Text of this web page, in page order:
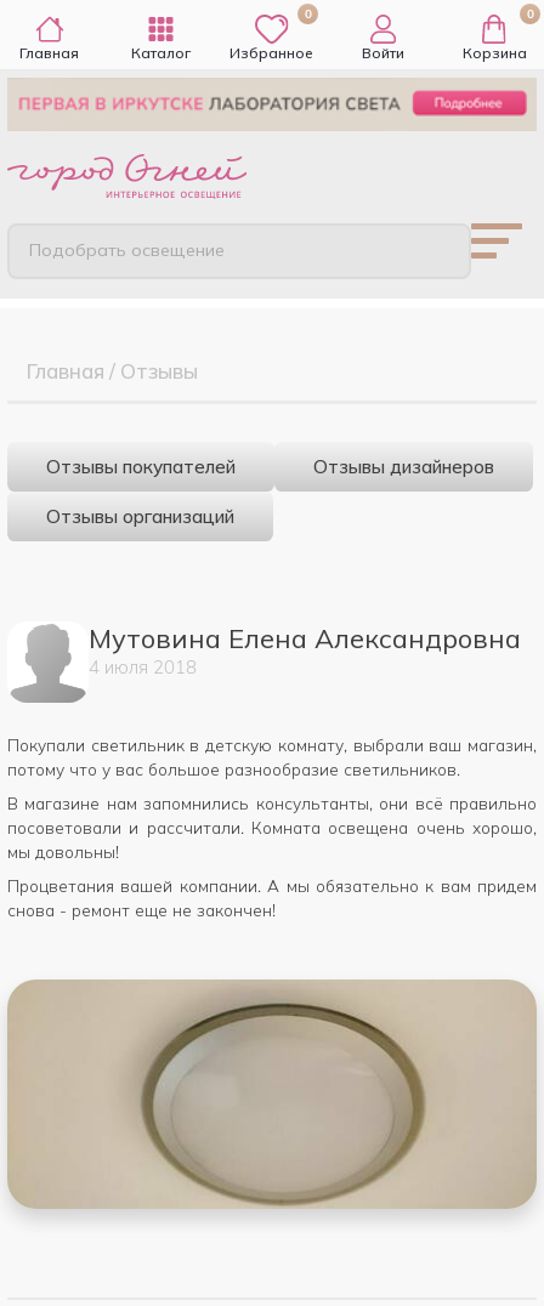
Главная Каталог
0
Избранное Войти
0
Корзина
Подобрать освещение
Главная / Отзывы
Отзывы покупателей Отзывы дизайнеров
Отзывы организаций
Мутовина Елена Александровна
4 июля 2018
Покупали светильник в детскую комнату, выбрали ваш магазин,
потому что у вас большое разнообразие светильников.
В магазине нам запомнились консультанты, они всё правильно
посоветовали и рассчитали. Комната освещена очень хорошо,
мы довольны!
Процветания вашей компании. А мы обязательно к вам придем
снова - ремонт еще не закончен!